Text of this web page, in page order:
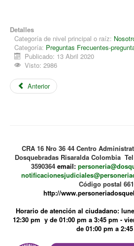
Detalles
Categoría de nivel principal o raíz:
Categoría: Preguntas Frecuentes-
Publicado: 13 Abril 2020
Visto: 2986
Anterior
CRA 16 Nro 36 44 Centro
Dosquebradas Risaralda Colombia Tel
3590364 email:
Código postal
http://
Horario de atención al ciudadano:
12:30 pm y de 01:00 pm a 3:45 pm -
de 01:00 pm a